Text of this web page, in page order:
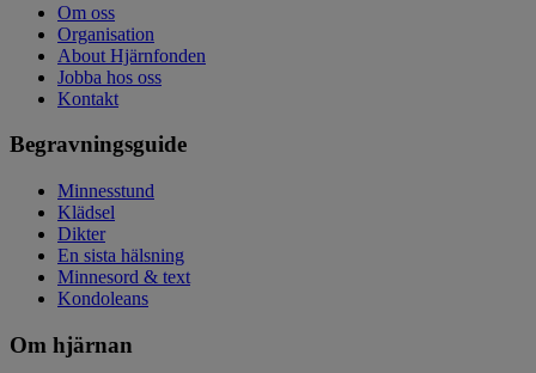
Om oss
Organisation
About Hjärnfonden
Jobba hos oss
Kontakt
Begravningsguide
Minnesstund
Klädsel
Dikter
En sista hälsning
Minnesord & text
Kondoleans
Om hjärnan